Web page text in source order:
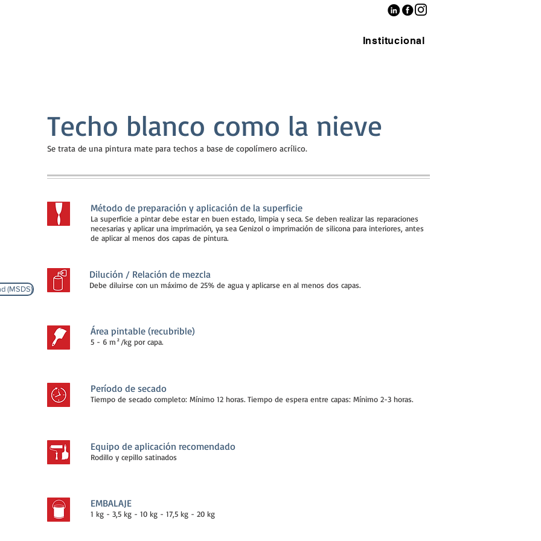
Institucional
(MSDS)
Techo blanco como la nieve
Se trata de una pintura mate para techos a base de copolímero acrílico.
Método de preparación y aplicación de la superficie
La superficie a pintar debe estar en buen estado, limpia y seca. Se deben realizar las reparaciones
necesarias y aplicar una imprimación, ya sea Genizol o imprimación de silicona para interiores, antes
de aplicar al menos dos capas de pintura.
Dilución / Relación de mezcla
Debe diluirse con un máximo de 25% de agua y aplicarse en al menos dos capas.
Área pintable (recubrible)
5 - 6 m²/kg por capa.
Período de secado
Tiempo de secado completo: Mínimo 12 horas. Tiempo de espera entre capas: Mínimo 2-3 horas.
Equipo de aplicación recomendado
Rodillo y cepillo satinados
EMBALAJE
1 kg - 3,5 kg - 10 kg - 17,5 kg - 20 kg